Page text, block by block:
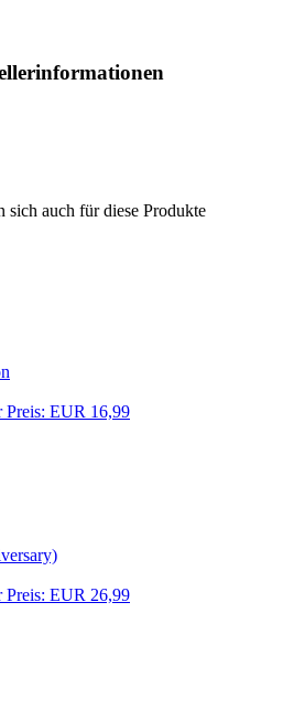
sich auch für diese Produkte
Preis: EUR 16,99
Preis: EUR 26,99